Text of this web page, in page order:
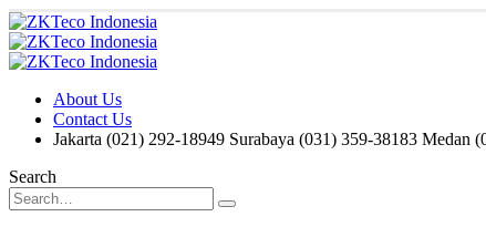
About Us
Contact Us
Jakarta (021) 292-18949 Surabaya (031) 359-38183 Medan
Search